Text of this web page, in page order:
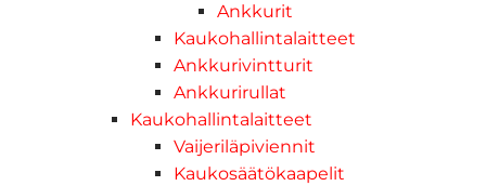
Ankkurit
Kaukohallintalaitteet
Ankkurivintturit
Ankkurirullat
Kaukohallintalaitteet
Vaijeriläpiviennit
Kaukosäätökaapelit